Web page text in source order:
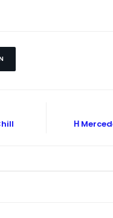
Η